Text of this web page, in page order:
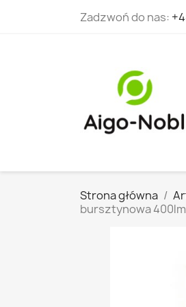
Zadzwoń do nas:
Strona główna
bursztynowa 400lm